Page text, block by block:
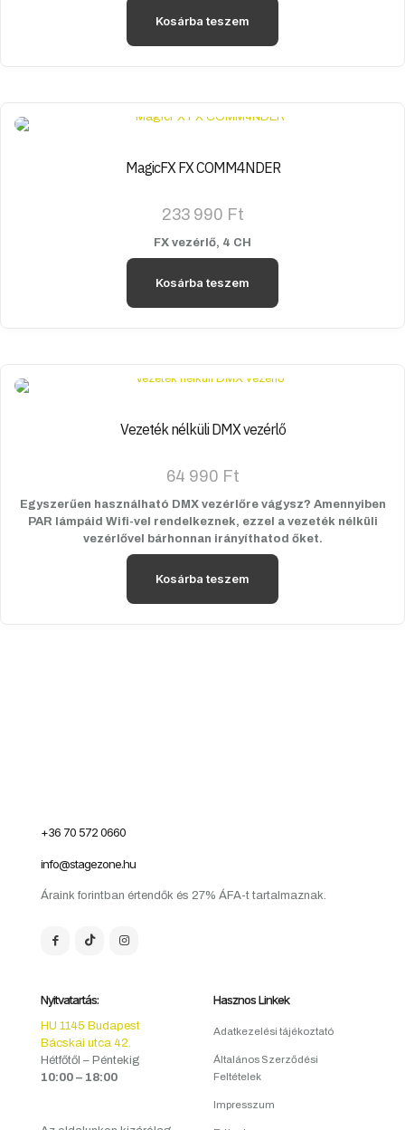
Kosárba teszem
MagicFX FX COMM4NDER
233 990 Ft
FX vezérlő, 4 CH
Kosárba teszem
Vezeték nélküli DMX vezérlő
64 990 Ft
Egyszerűen használható DMX vezérlőre vágysz? Amennyiben
PAR lámpáid Wifi-vel rendelkeznek, ezzel a vezeték nélküli
vezérlővel bárhonnan irányíthatod őket.
Kosárba teszem
+36 70 572 0660
info@stagezone.hu
Áraink forintban értendők és 27% ÁFA-t tartalmaznak.
Nyitvatartás:
HU 1145 Budapest
Bácskai utca 42.
Hétfőtől – Péntekig
10:00 – 18:00
Hasznos Linkek
Adatkezelési tájékoztató
Általános Szerződési
Feltételek
Impresszum